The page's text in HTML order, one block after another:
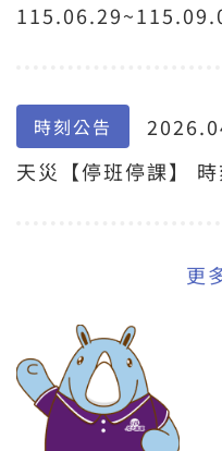
時刻公告
天災【停班停課】 時
更